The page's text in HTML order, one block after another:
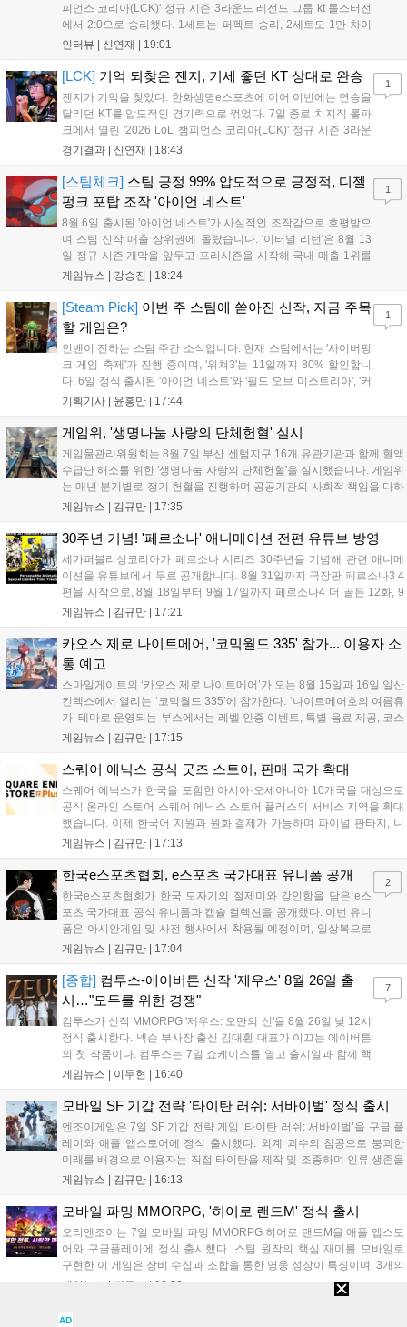
피언스 코리아(LCK)' 정규 시즌 3라운드 레전드 그룹 kt 롤스터전
에서 2:0으로 승리했다. 1세트는 퍼펙트 승리, 2세트도 1만 차이
를 벌리며 25분 만에 승리하면서 말 그대로 압도적인 경기력을 선
하며 POM에 선정됐...
인터뷰 | 신연재 19:01
[LCK] 기억 되찾은 젠지, 기세 좋던 KT 상대로 완승
젠지가 기억을 찾았다. 한화생명e스포츠에 이어 이번에는 연승을
달리던 KT를 압도적인 경기력으로 꺾었다. 7일 종로 치지직 롤파
크에서 열린 '2026 LoL 챔피언스 코리아(LCK)' 정규 시즌 3라운
드 레전드 그룹, kt 롤스터와 젠지 e스포츠의 대결에서 젠지가 압
기억을 되찾기라도 한 듯 1,...
경기결과 | 신연재 18:43
1
[스팀체크] 스팀 긍정 99% 압도적으로 긍정적, 디젤
펑크 포탑 조작 '아이언 네스트'
8월 6일 출시된 '아이언 네스트'가 사실적인 조작감으로 호평받으
며 스팀 신작 매출 상위권에 올랐습니다. '이터널 리턴'은 8월 13
일 정규 시즌 개막을 앞두고 프리시즌을 시작해 국내 매출 1위를
기록했습니다. 25주년을 맞은 '고스트 리콘' 시리즈는 8월 6일 쇼
'마블 투혼: 파이팅 소울즈'와 레트로 수리 시뮬레이션 '리스토
리'도 스팀에 정식 출시되었습니다....
게임뉴스 | 강승진 18:24
1
[Steam Pick] 이번 주 스팀에 쏟아진 신작, 지금 주목
할 게임은?
인벤이 전하는 스팀 주간 소식입니다. 현재 스팀에서는 '사이버펑
크 게임 축제'가 진행 중이며, '위쳐3'는 11일까지 80% 할인합니
다. 6일 정식 출시된 '아이언 네스트'와 '필드 오브 미스트리아', '커
세어 코브'가 호평받고 있습니다. 한편, 7일 출시된 '마블 투혼'은
다. 유비소프트의 '고스트리콘: 와일드랜드'는 7년 만의 대규모 업
데이트 '라스트 라이츠'와 함께 95% 할인 중입니다....
기획기사 | 윤홍만 17:44
1
게임위, '생명나눔 사랑의 단체헌혈' 실시
게임물관리위원회는 8월 7일 부산 센텀지구 16개 유관기관과 함께 혈액
수급난 해소를 위한 '생명나눔 사랑의 단체헌혈'을 실시했습니다. 게임위
는 매년 분기별로 정기 헌혈을 진행하며 공공기관의 사회적 책임을 다하
고 있으며, 이번 행사에는 영화진흥위원회 등 14개 기관 임직원이 동참
따뜻한 실천에 참여한 모든 임직원에게 감사의 뜻을 전하며 헌혈 문화
확산에 앞장섰습니다....
게임뉴스 | 김규만 17:35
30주년 기념! '페르소나' 애니메이션 전편 유튜브 방영
세가퍼블리싱코리아가 페르소나 시리즈 30주년을 기념해 관련 애니메
이션을 유튜브에서 무료 공개합니다. 8월 31일까지 극장판 페르소나3 4
편을 시작으로, 8월 18일부터 9월 17일까지 페르소나4 더 골든 12화, 9
월 15일부터 10월 14일까지 페르소나5 시리즈가 순차 공개됩니다. 또한
영상 및 대형 전광판에 소개될 예정입니다....
게임뉴스 | 김규만 17:21
카오스 제로 나이트메어, '코믹월드 335' 참가... 이용자 소
통 예고
스마일게이트의 ‘카오스 제로 나이트메어’가 오는 8월 15일과 16일 일산
킨텍스에서 열리는 ‘코믹월드 335’에 참가한다. ‘나이트메어호의 여름휴
가’ 테마로 운영되는 부스에서는 레벨 인증 이벤트, 특별 음료 제공, 코스
프레 모델 포토존 등 다채로운 행사가 진행된다. 유명 코스어 7인이 캐릭
세한 정보는 공식 커뮤니티에서 확인 가능하다....
게임뉴스 | 김규만 17:15
스퀘어 에닉스 공식 굿즈 스토어, 판매 국가 확대
스퀘어 에닉스가 한국을 포함한 아시아·오세아니아 10개국을 대상으로
공식 온라인 스토어 스퀘어 에닉스 스토어 플러스의 서비스 지역을 확대
했습니다. 이제 한국어 지원과 원화 결제가 가능하며 파이널 판타지, 니
어 등 주요 게임의 피규어, 굿즈를 구매할 수 있습니다. 신상품이 순차적
용 가능합니다....
게임뉴스 | 김규만 17:13
한국e스포츠협회, e스포츠 국가대표 유니폼 공개
한국e스포츠협회가 한국 도자기의 절제미와 강인함을 담은 e스
포츠 국가대표 공식 유니폼과 캡슐 컬렉션을 공개했다. 이번 유니
폼은 아시안게임 및 사전 행사에서 착용될 예정이며, 일상복으로
구성된 컬렉션은 오는 8월 28일부터 골스튜디오 공식 홈페이지
서는 대회 규정에 따라 별도의 유니폼을 착용할 계획이다....
게임뉴스 | 김규만 17:04
2
[종합] 컴투스-에이버튼 신작 '제우스' 8월 26일 출
시…"모두를 위한 경쟁"
컴투스가 신작 MMORPG '제우스: 오만의 신'을 8월 26일 낮 12시
정식 출시한다. 넥슨 부사장 출신 김대훤 대표가 이끄는 에이버튼
의 첫 작품이다. 컴투스는 7일 쇼케이스를 열고 출시일과 함께 핵
심 콘텐츠, 유료화 정책, 운영 방향을 공개했다. 캐릭터명 선점은
의 오만으로 균열이...
게임뉴스 | 이두현 16:40
7
모바일 SF 기갑 전략 '타이탄 러쉬: 서바이벌' 정식 출시
엔조이게임은 7일 SF 기갑 전략 게임 ‘타이탄 러쉬: 서바이벌’을 구글 플
레이와 애플 앱스토어에 정식 출시했다. 외계 괴수의 침공으로 붕괴한
미래를 배경으로 이용자는 직접 타이탄을 제작 및 조종하며 인류 생존을
위한 전투를 펼친다. 지휘관 모집, 피난처 운영, 연맹 협동 콘텐츠가 특징
지원 보상을 제공한다. 상세 내용은 공식 커뮤니티에서 확인 가능하다....
게임뉴스 | 김규만 16:13
모바일 파밍 MMORPG, '히어로 랜드M' 정식 출시
오리엔조이는 7일 모바일 파밍 MMORPG 히어로 랜드M을 애플 앱스토
어와 구글플레이에 정식 출시했다. 스팀 원작의 핵심 재미를 모바일로
구현한 이 게임은 장비 수집과 조합을 통한 영웅 성장이 특징이며, 3개의
무기 스킬을 활용한 전략적 전투와 길드전 등 다양한 콘텐츠를 제공한
다. 정식 출시를 기념해 사전예약자 50만 명 달성 보상을 포함한 다양한
혜택을 지급하며, 상세 내용은 공식 라운지에서 확인할 수 있다. 이용자
게임뉴스 | 김규만 | 16:06
"하반기 실적 턴어라운드 목표" 데브시스터즈, 26년 2분기
AD